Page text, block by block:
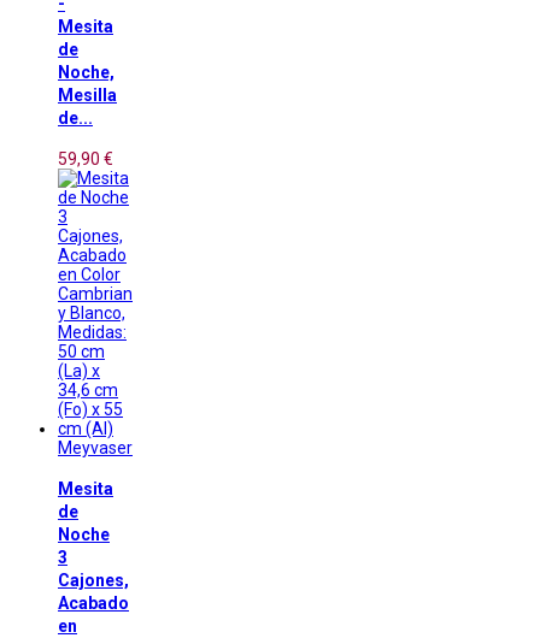
-
Mesita
de
Noche,
Mesilla
de...
59,90 €
Meyvaser
Mesita
de
Noche
3
Cajones,
Acabado
en